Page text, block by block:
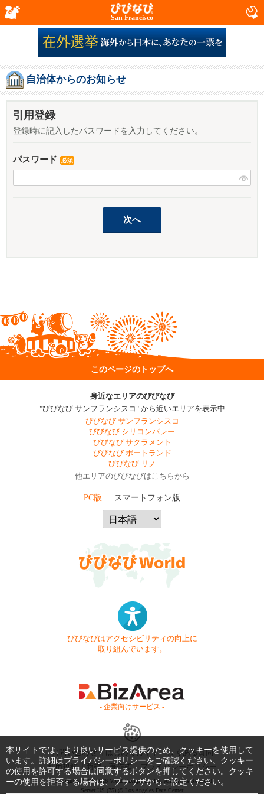
San Francisco
自治体からのお知らせ
引用登録
登録時に記入したパスワードを入力してください。
パスワード 必須
このページのトップへ
身近なエリアのびびなび
"びびなび サンフランシスコ" から近いエリアを表示中
びびなび サンフランシスコ
びびなび シリコンバレー
びびなび サクラメント
びびなび ポートランド
びびなび リノ
他エリアのびびなびはこちらから
PC版 スマートフォン版
びびなびはアクセシビリティの向上に
取り組んでいます。
- 企業向けサービス -
お問い合わせ はじめてガイド
よくある質問
利用規約
商標・著作権 プライバシーポリシー
Copyright © 1999-2026 Vivid Navigation, Inc. All Rights Reserved.
Server US (75) @ Los Angeles Data Center
本サイトでは、より良いサービス提供のため、クッキーを使用して
います。詳細はプライバシーポリシーをご確認ください。クッキー
の使用を許可する場合は同意するボタンを押してください。クッキ
ーの使用を拒否する場合は、ブラウザからご設定ください。